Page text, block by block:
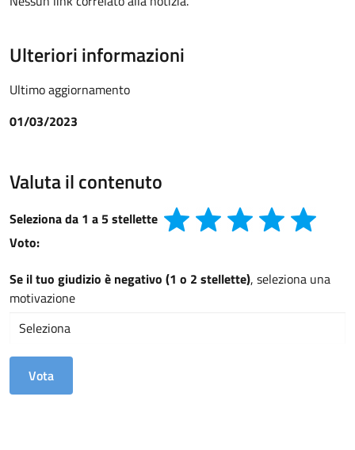
Ulteriori informazioni
Ultimo aggiornamento
01/03/2023
Valuta il contenuto
Seleziona da 1 a 5 stellette
Voto:
Se il tuo giudizio è negativo (1 o 2 stellette), seleziona una
motivazione